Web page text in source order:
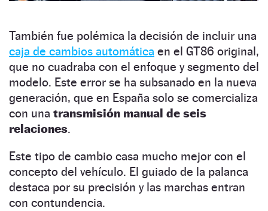
También fue polémica la decisión de incluir una
caja de cambios automática en el GT86 original,
que no cuadraba con el enfoque y segmento del
modelo. Este error se ha subsanado en la nueva
generación, que en España solo se comercializa
con una transmisión manual de seis
relaciones.
Este tipo de cambio casa mucho mejor con el
concepto del vehículo. El guiado de la palanca
destaca por su precisión y las marchas entran
con contundencia.